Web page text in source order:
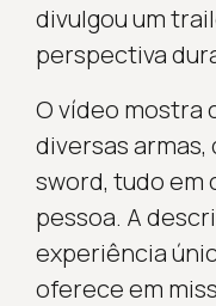
divulgou um
perspectiva
O vídeo mostra
diversas
sword, tudo em
pessoa. A
experiência
oferece em